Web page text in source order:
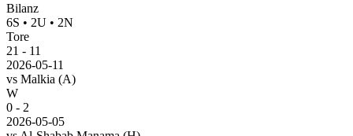
Bilanz
6S • 2U • 2N
Tore
21 - 11
2026-05-11
vs Malkia (A)
W
0 - 2
2026-05-05